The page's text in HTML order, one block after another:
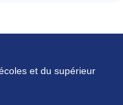
et du supérieur